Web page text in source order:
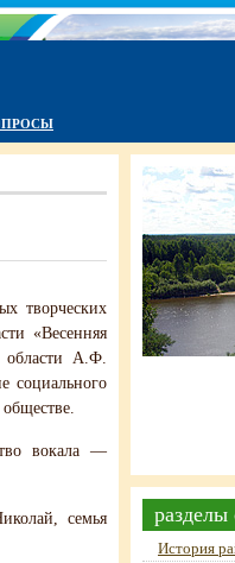
творческих
«Весенняя
области А.Ф.
социального
вокала —
семья
разделы
История